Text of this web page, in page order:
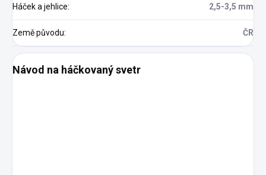
Háček a jehlice: 2,5-3,5 mm
Země původu: ČR
Návod na háčkovaný svetr